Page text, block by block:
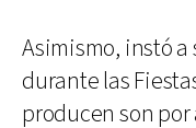
Asimismo, instó a
durante las
producen son por